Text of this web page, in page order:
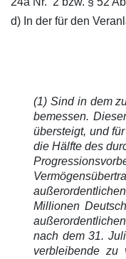
d) In der für den
(1) Sind in dem
bemessen.
übersteigt, und
die Hälfte des
Millionen
nach dem 31.
verbleibende zu